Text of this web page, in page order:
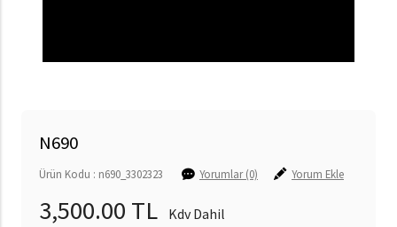
N690
Ürün Kodu : n690_3302323 Yorumlar (0) Yorum Ekle
3,500.00 TL Kdv Dahil